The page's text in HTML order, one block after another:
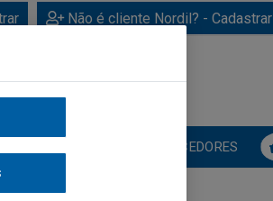
Não é cliente Nordil? - Cadastrar
FORNECEDORES
4 CARTELA COM 6 UND